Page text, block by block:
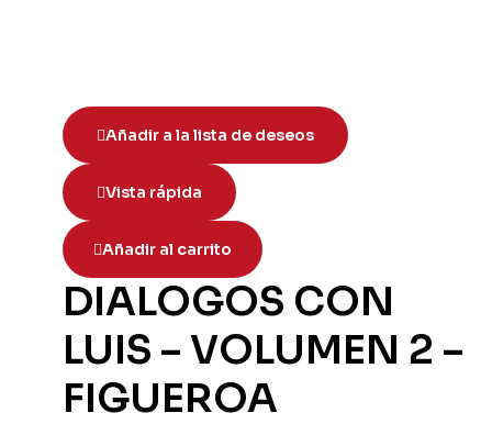
Añadir a la lista de deseos
Vista rápida
Añadir al carrito
DIALOGOS CON
LUIS – VOLUMEN 2 –
FIGUEROA